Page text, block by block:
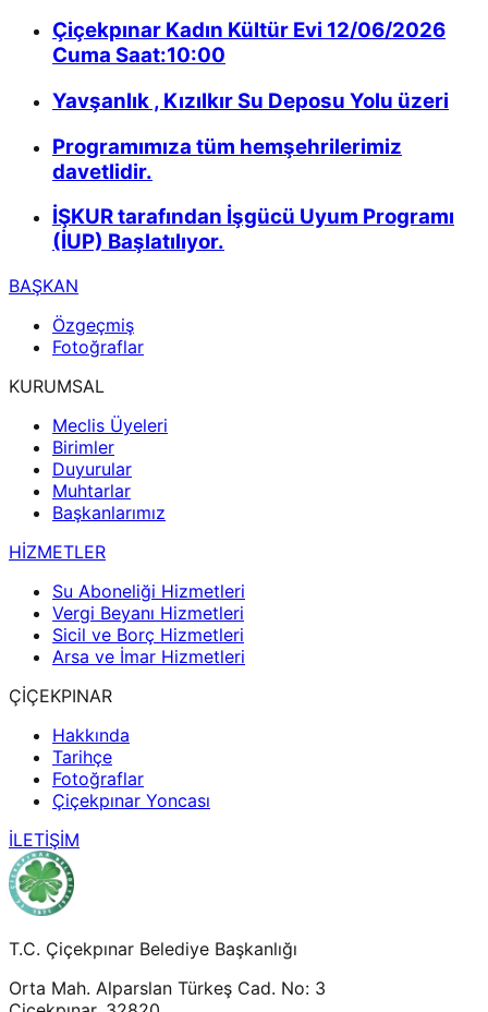
Çiçekpınar Kadın Kültür Evi 12/06/2026
Cuma Saat:10:00
Yavşanlık , Kızılkır Su Deposu Yolu üzeri
Programımıza tüm hemşehrilerimiz
davetlidir.
İŞKUR tarafından İşgücü Uyum Programı
(İUP) Başlatılıyor.
BAŞKAN
Özgeçmiş
Fotoğraflar
KURUMSAL
Meclis Üyeleri
Birimler
Duyurular
Muhtarlar
Başkanlarımız
HİZMETLER
Su Aboneliği Hizmetleri
Vergi Beyanı Hizmetleri
Sicil ve Borç Hizmetleri
Arsa ve İmar Hizmetleri
ÇİÇEKPINAR
Hakkında
Tarihçe
Fotoğraflar
Çiçekpınar Yoncası
İLETİŞİM
T.C. Çiçekpınar Belediye Başkanlığı
Orta Mah. Alparslan Türkeş Cad. No: 3